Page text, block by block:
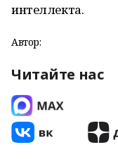
интеллекта.
Автор:
Читайте нас